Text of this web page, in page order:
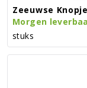
Zeeuwse
Morgen
stuks